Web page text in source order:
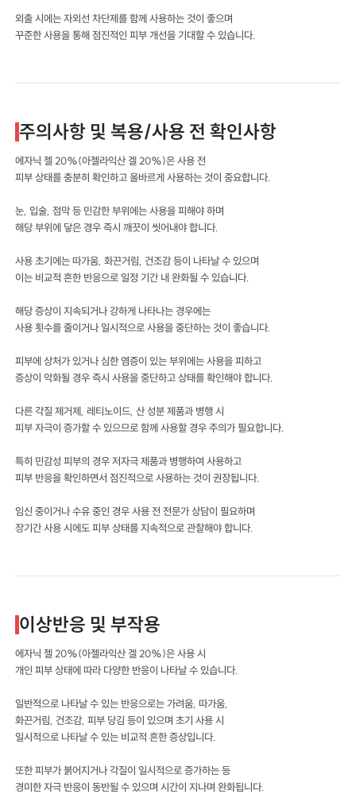
외출 시에는 자외선 차단제를 함께 사용하는 것이 좋으며
꾸준한 사용을 통해 점진적인 피부 개선을 기대할 수 있습니다.
주의사항 및 복용/사용 전 확인사항
에자닉 젤 20%(아젤라익산 겔 20%)은 사용 전
피부 상태를 충분히 확인하고 올바르게 사용하는 것이 중요합니다.
눈, 입술, 점막 등 민감한 부위에는 사용을 피해야 하며
해당 부위에 닿은 경우 즉시 깨끗이 씻어내야 합니다.
사용 초기에는 따가움, 화끈거림, 건조감 등이 나타날 수 있으며
이는 비교적 흔한 반응으로 일정 기간 내 완화될 수 있습니다.
해당 증상이 지속되거나 강하게 나타나는 경우에는
사용 횟수를 줄이거나 일시적으로 사용을 중단하는 것이 좋습니다.
피부에 상처가 있거나 심한 염증이 있는 부위에는 사용을 피하고
증상이 악화될 경우 즉시 사용을 중단하고 상태를 확인해야 합니다.
다른 각질 제거제, 레티노이드, 산 성분 제품과 병행 시
피부 자극이 증가할 수 있으므로 함께 사용할 경우 주의가 필요합니다.
특히 민감성 피부의 경우 저자극 제품과 병행하여 사용하고
피부 반응을 확인하면서 점진적으로 사용하는 것이 권장됩니다.
임신 중이거나 수유 중인 경우 사용 전 전문가 상담이 필요하며
장기간 사용 시에도 피부 상태를 지속적으로 관찰해야 합니다.
이상반응 및 부작용
에자닉 젤 20%(아젤라익산 겔 20%)은 사용 시
개인 피부 상태에 따라 다양한 반응이 나타날 수 있습니다.
일반적으로 나타날 수 있는 반응으로는 가려움, 따가움,
화끈거림, 건조감, 피부 당김 등이 있으며 초기 사용 시
일시적으로 나타날 수 있는 비교적 흔한 증상입니다.
또한 피부가 붉어지거나 각질이 일시적으로 증가하는 등
경미한 자극 반응이 동반될 수 있으며 시간이 지나며 완화됩니다.